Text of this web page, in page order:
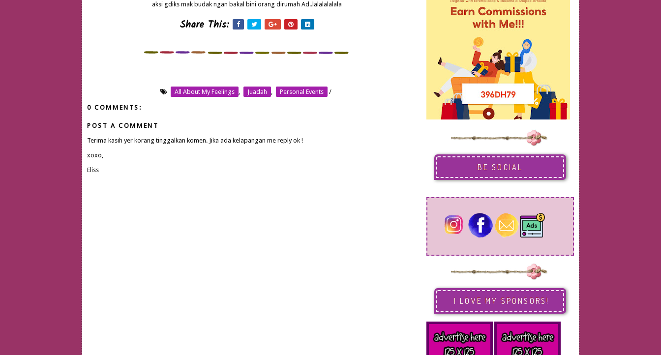
aksi gdiks mak budak ngan bakal bini orang dirumah Ad..lalalalalala
Share This:
All About My Feelings Juadah Personal Events /
0 COMMENTS:
POST A COMMENT
Terima kasih yer korang tinggalkan komen. Jika ada kelapangan me reply ok !
xoxo,
Eliss
BE SOCIAL
I LOVE MY SPONSORS!